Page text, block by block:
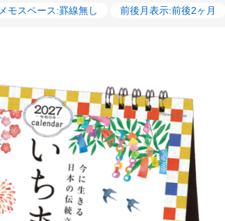
メモスペース:罫線無し 前後月表示:前後2ヶ月